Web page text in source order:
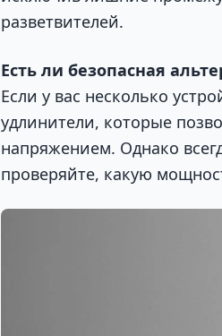
разветвителей.
Есть ли безопасная
Если у вас несколько
удлинители, которые
напряжением. Однако
проверяйте, какую